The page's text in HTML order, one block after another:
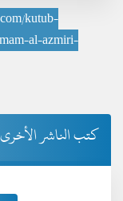
kutub-
al-azmiri-
كتب الناشر الأخرى